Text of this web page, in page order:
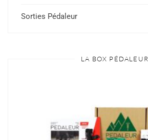
Sorties Pédaleur
LA BOX PÉDALEUR